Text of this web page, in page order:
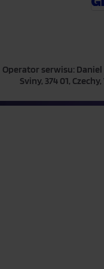
Operator serwisu: Daniel
Sviny, 374 01,